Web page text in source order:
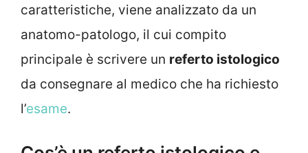
caratteristiche, viene analizzato da un
anatomo-patologo, il cui compito
principale è scrivere un referto istologico
da consegnare al medico che ha richiesto
l’esame.